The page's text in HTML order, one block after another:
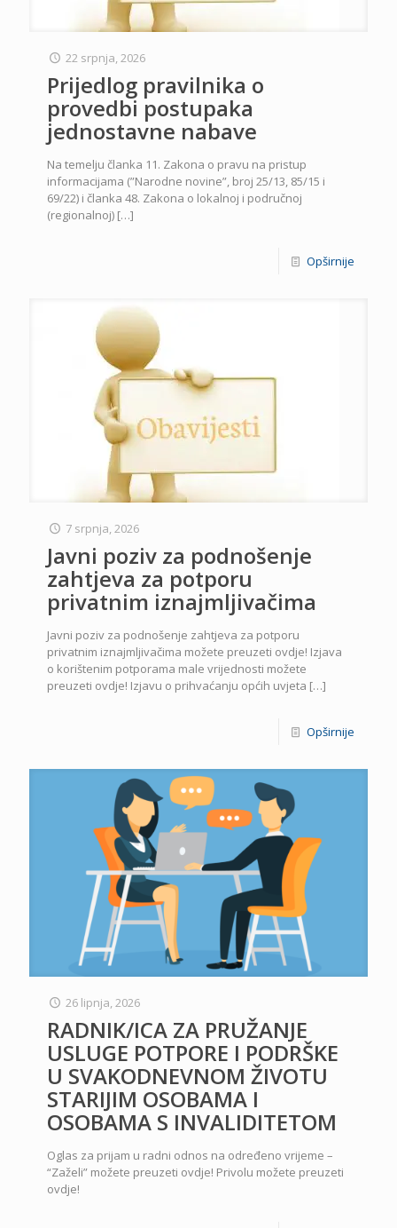
22 srpnja, 2026
Prijedlog pravilnika o
provedbi postupaka
jednostavne nabave
Na temelju članka 11. Zakona o pravu na pristup
informacijama (”Narodne novine”, broj 25/13, 85/15 i
69/22) i članka 48. Zakona o lokalnoj i područnoj
(regionalnoj) […]
Opširnije
7 srpnja, 2026
Javni poziv za podnošenje
zahtjeva za potporu
privatnim iznajmljivačima
Javni poziv za podnošenje zahtjeva za potporu
privatnim iznajmljivačima možete preuzeti ovdje! Izjava
o korištenim potporama male vrijednosti možete
preuzeti ovdje! Izjavu o prihvaćanju općih uvjeta […]
Opširnije
26 lipnja, 2026
RADNIK/ICA ZA PRUŽANJE
USLUGE POTPORE I PODRŠKE
U SVAKODNEVNOM ŽIVOTU
STARIJIM OSOBAMA I
OSOBAMA S INVALIDITETOM
Oglas za prijam u radni odnos na određeno vrijeme –
“Zaželi” možete preuzeti ovdje! Privolu možete preuzeti
ovdje!